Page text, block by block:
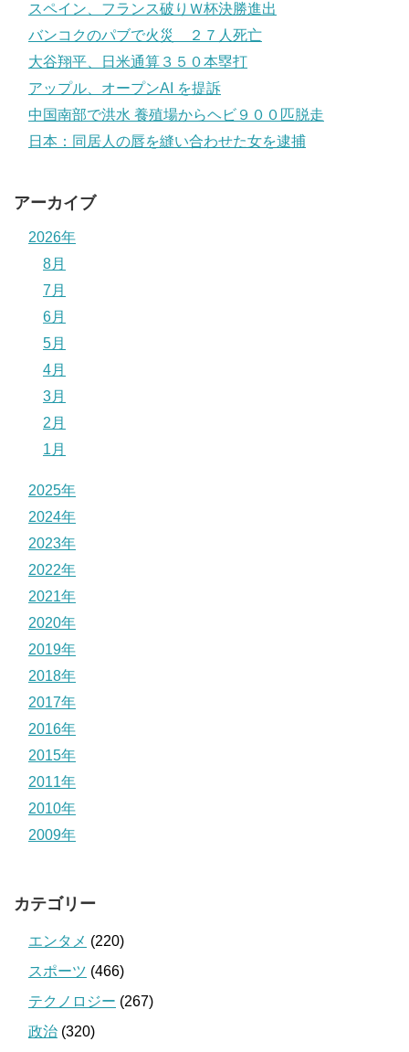
スペイン、フランス破りＷ杯決勝進出
バンコクのパブで火災 ２７人死亡
大谷翔平、日米通算３５０本塁打
アップル、オープンAI を提訴
中国南部で洪水 養殖場からヘビ９００匹脱走
日本：同居人の唇を縫い合わせた女を逮捕
アーカイブ
2026年
8月
7月
6月
5月
4月
3月
2月
1月
2025年
2024年
2023年
2022年
2021年
2020年
2019年
2018年
2017年
2016年
2015年
2011年
2010年
2009年
カテゴリー
エンタメ (220)
スポーツ (466)
テクノロジー (267)
政治 (320)